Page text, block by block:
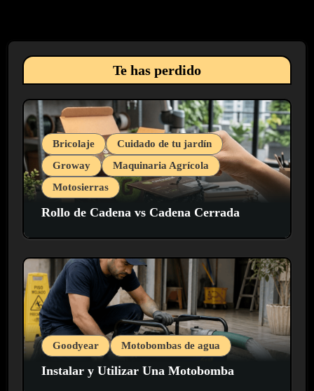
Te has perdido
Bricolaje
Cuidado de tu jardín
Groway
Maquinaria Agrícola
Motosierras
Rollo de Cadena vs Cadena Cerrada
Goodyear Motobombas de agua
Instalar y Utilizar Una Motobomba